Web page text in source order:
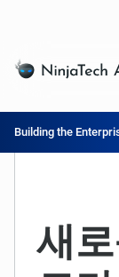
Building the
새